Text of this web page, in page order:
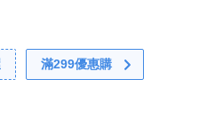
滿299優惠購